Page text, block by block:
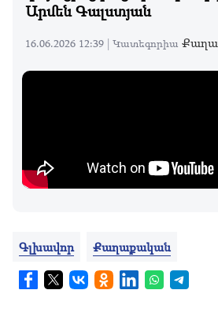
Արմեն Գալստյան
16.06.2026 12:39 | Կատեգորիա
Գլխավոր Քաղաքական